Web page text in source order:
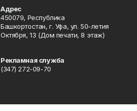
Адрес
450079, Республика
Башкортостан, г. Уфа, ул. 50-летия
Октября, 13 (Дом печати, 8 этаж)
Рекламная служба
(347) 272-09-70